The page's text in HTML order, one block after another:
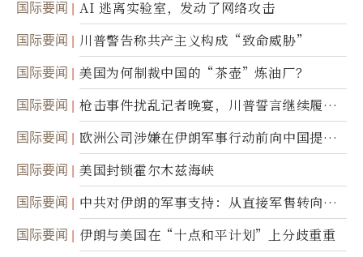
国际要闻 AI 逃离实验室，发动了网络攻击
国际要闻 川普警告称共产主义构成“致命威胁”
国际要闻 美国为何制裁中国的“茶壶”炼油厂？
国际要闻
枪击事件扰乱记者晚宴，川普誓言继续履行
职责
国际要闻
欧洲公司涉嫌在伊朗军事行动前向中国提供
美军基地的卫星图像
国际要闻 美国封锁霍尔木兹海峡
国际要闻
中共对伊朗的军事支持：从直接军售转向间
接技术转让
国际要闻 伊朗与美国在“十点和平计划”上分歧重重